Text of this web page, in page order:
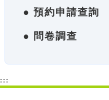
● 預約申請查詢
● 問卷調查
:::